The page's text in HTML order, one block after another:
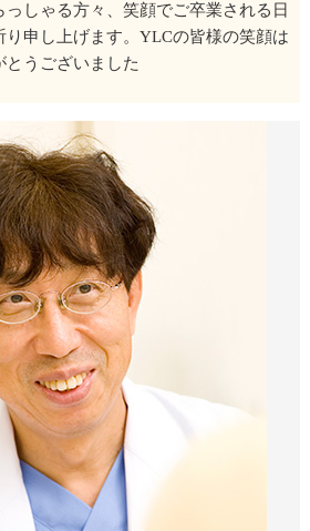
しゃる方々、笑顔でご卒業される日
り申し上げます。YLCの皆様の笑顔は
うございました